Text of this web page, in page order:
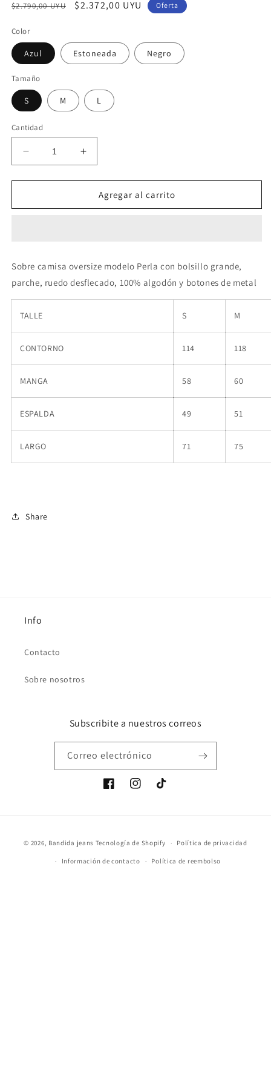
Precio
$2.790,00 UYU
Precio
$2.372,00 UYU Oferta
Color
Azul Estoneada Negro
Tamaño
S M L
Cantidad
Reducir
cantidad
para
Camisa
Aumentar
cantidad
para
Sobre
Camisa
Agregar al carrito
Sobre camisa oversize modelo Perla con bolsillo grande,
parche, ruedo desflecado, 100% algodón y botones de metal
TALLE S M
CONTORNO 114 118
MANGA 58 60
ESPALDA 49 51
LARGO 71 75
Share
Info
Contacto
Sobre nosotros
Subscribite a nuestros correos
Correo electrónico
FacebookInstagramTikTok
de
pago
© 2026, Bandida jeans Tecnología de Shopify Política de privacidad
Información de contacto Política de reembolso